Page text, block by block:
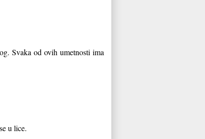
Svaka od ovih umetnosti ima
u lice.